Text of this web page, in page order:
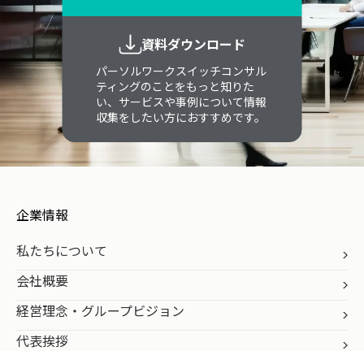
資料ダウンロード
パーソルワークスイッチコンサル
ティングのことをもっと知りた
い、サービスや事例について情報
収集をしたい方におすすめです。
企業情報
私たちについて
会社概要
経営理念・グループビジョン
代表挨拶